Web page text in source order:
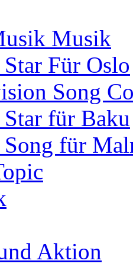
Musik
Für Oslo
Song
für Baku
Song für
Aktion